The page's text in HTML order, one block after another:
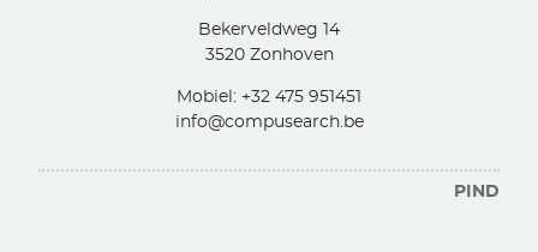
Bekerveldweg 14
3520 Zonhoven
Mobiel: +32 475 951451
info@compusearch.be
PIND